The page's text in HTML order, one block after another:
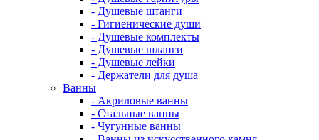
- Душевые штанги
- Гигиенические души
- Душевые комплекты
- Душевые шланги
- Душевые лейки
- Держатели для душа
Ванны
- Акриловые ванны
- Стальные ванны
- Чугунные ванны